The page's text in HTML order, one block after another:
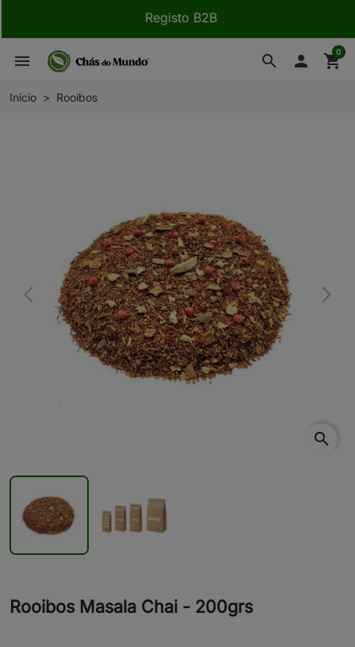
Registo B2B
search
menu  shopping_cart
0
Início Rooibos
Previous Next
search
Rooibos Masala Chai - 200grs